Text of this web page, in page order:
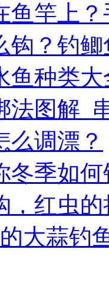
鱼竿上
钩？钓
鱼种类大
法图解_
么调漂？
冬季如
，红虫
大蒜钓